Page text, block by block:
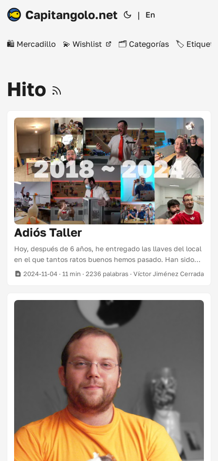
Capitangolo.net | En
🛍️ Mercadillo 💫 Wishlist 🗂️ Categorías 🏷️
Hito
Adiós Taller
Hoy, después de 6 años, he entregado las llaves del local
en el que tantos ratos buenos hemos pasado. Han sido
ilusiones, trabajo, ratos de ocio y sobre todo muchos
hacía tiempo que no usábamos el taller y era demasiado
gasto para poderlo mantener. Por eso quería preparar un
pequeño recopilatorio y homenaje de lo que ha sido este
2024-11-04 · 11 min · 2236 palabras · Víctor Jiménez Cerrada